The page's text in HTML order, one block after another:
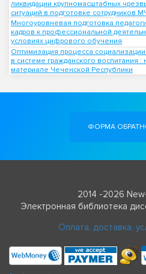
ликвидации крупномасштабных
ситуаций в подготовке сотрудников
Многоуровневая подготовка
кадров к профессиональной
условиях цифрового обучения
Оптимизация процесса
в системе гражданского воспитания :
материале Чеченской Республики
ФОРМА
2014 -2026
Электронная библиотека
Оплата, доставка,